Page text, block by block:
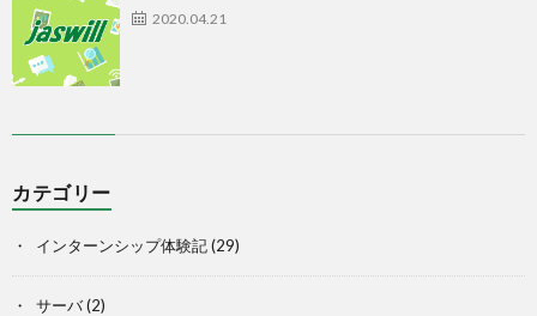
2020.04.21
カテゴリー
インターンシップ体験記(29)
サーバ(2)